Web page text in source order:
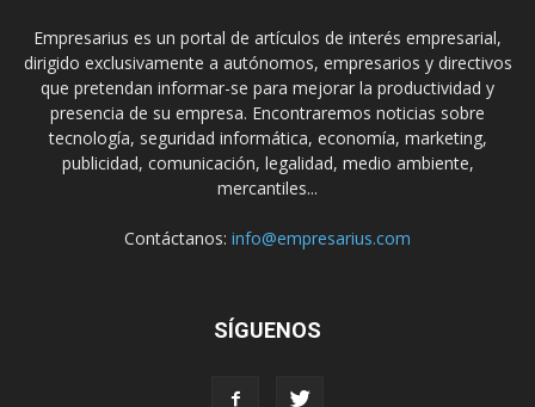
Empresarius es un portal de artículos de interés empresarial,
dirigido exclusivamente a autónomos, empresarios y directivos
que pretendan informar-se para mejorar la productividad y
presencia de su empresa. Encontraremos noticias sobre
tecnología, seguridad informática, economía, marketing,
publicidad, comunicación, legalidad, medio ambiente,
mercantiles...
Contáctanos: info@empresarius.com
SÍGUENOS